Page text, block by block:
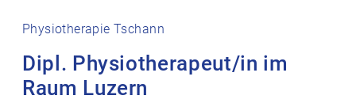
Physiotherapie Tschann
Dipl. Physiotherapeut/in im
Raum Luzern